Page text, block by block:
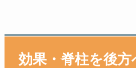
効果・脊柱を後